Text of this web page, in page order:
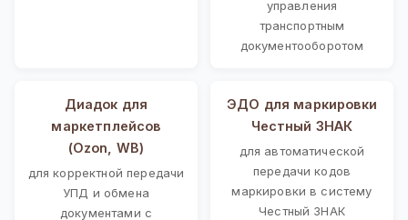
управления
транспортным
документооборотом
Диадок для
маркетплейсов
(Ozon, WB)
для корректной передачи
УПД и обмена
документами с
ЭДО для маркировки
Честный ЗНАК
для автоматической
передачи кодов
маркировки в систему
Честный ЗНАК